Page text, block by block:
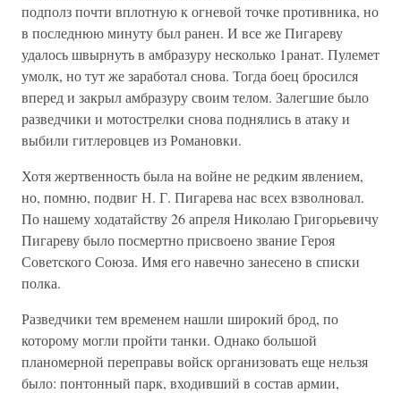
подполз почти вплотную к огневой точке противника, но
в последнюю минуту был ранен. И все же Пигареву
удалось швырнуть в амбразуру несколько 1ранат. Пулемет
умолк, но тут же заработал снова. Тогда боец бросился
вперед и закрыл амбразуру своим телом. Залегшие было
разведчики и мотострелки снова поднялись в атаку и
выбили гитлеровцев из Романовки.
Хотя жертвенность была на войне не редким явлением,
но, помню, подвиг Н. Г. Пигарева нас всех взволновал.
По нашему ходатайству 26 апреля Николаю Григорьевичу
Пигареву было посмертно присвоено звание Героя
Советского Союза. Имя его навечно занесено в списки
полка.
Разведчики тем временем нашли широкий брод, по
которому могли пройти танки. Однако большой
планомерной переправы войск организовать еще нельзя
было: понтонный парк, входивший в состав армии,